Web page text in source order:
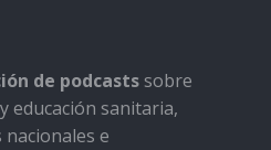
de podcastssobre
educación sanitaria,
e